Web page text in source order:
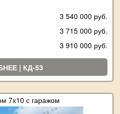
3 540 000 руб.
3 715 000 руб.
3 910 000 руб.
| КД-53
7х10 с гаражом